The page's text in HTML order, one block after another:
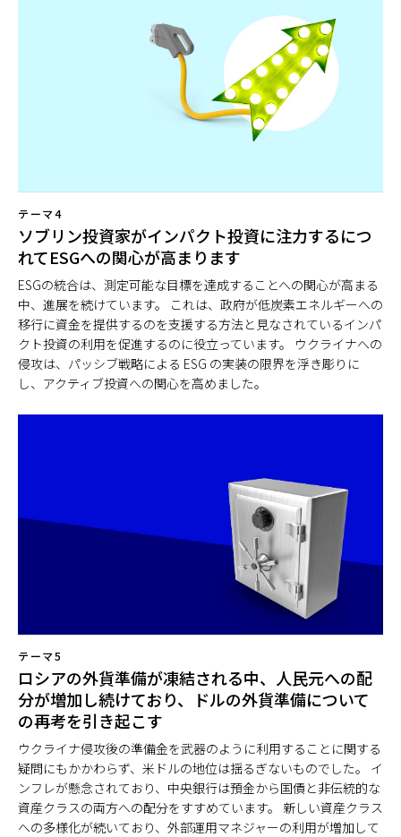
テーマ4
ソブリン投資家がインパクト投資に注力するにつ
れてESGへの関心が高まります
ESGの統合は、測定可能な目標を達成することへの関心が高まる
中、進展を続けています。 これは、政府が低炭素エネルギーへの
移行に資金を提供するのを支援する方法と見なされているインパ
クト投資の利用を促進するのに役立っています。 ウクライナへの
侵攻は、パッシブ戦略による ESG の実装の限界を浮き彫りに
し、アクティブ投資への関心を高めました。
テーマ5
ロシアの外貨準備が凍結される中、人民元への配
分が増加し続けており、ドルの外貨準備について
の再考を引き起こす
ウクライナ侵攻後の準備金を武器のように利用することに関する
疑問にもかかわらず、米ドルの地位は揺るぎないものでした。 イ
ンフレが懸念されており、中央銀行は預金から国債と非伝統的な
資産クラスの両方への配分をすすめています。 新しい資産クラス
への多様化が続いており、外部運用マネジャーの利用が増加して